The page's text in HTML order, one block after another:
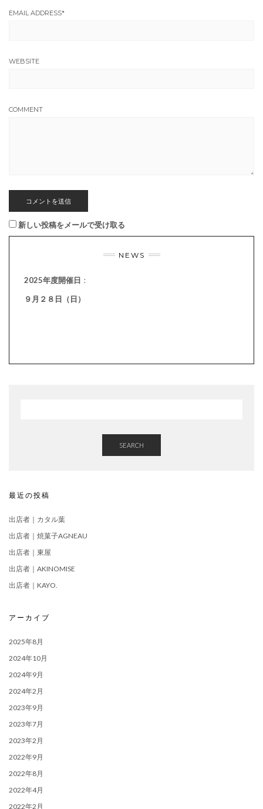
EMAIL ADDRESS*
WEBSITE
COMMENT
新しい投稿をメールで受け取る
NEWS
2025年度開催日 ：
９月２８日（日）
SEARCH
最近の投稿
出店者｜カタル葉
出店者｜焼菓子AGNEAU
出店者｜東屋
出店者｜AKINOMISE
出店者｜KAYO.
アーカイブ
2025年8月
2024年10月
2024年9月
2024年2月
2023年9月
2023年7月
2023年2月
2022年9月
2022年8月
2022年4月
2022年2月